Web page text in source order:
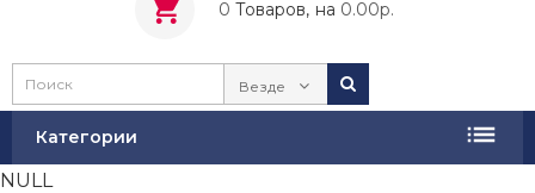
0 Tоваров, на 0.00р.
Везде
Категории
NULL